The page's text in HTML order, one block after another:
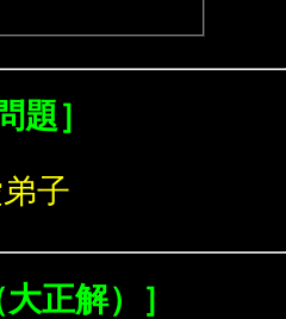
題］
子
大正解）］